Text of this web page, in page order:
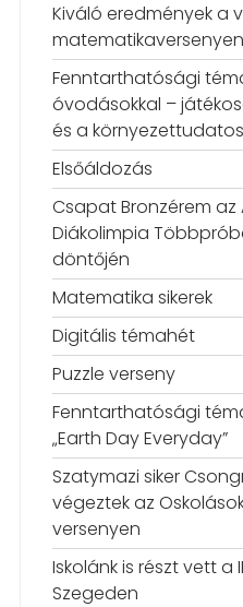
Kiváló eredmények a
matematikaversenyen
Fenntarthatósági
óvodásokkal –
és a
Elsőáldozás
Csapat Bronzérem az
Diákolimpia
döntőjén
Matematika sikerek
Digitális témahét
Puzzle verseny
Fenntarthatósági
„Earth Day Everyday”
Szatymazi siker
végeztek az
versenyen
Iskolánk is részt vett a
Szegeden